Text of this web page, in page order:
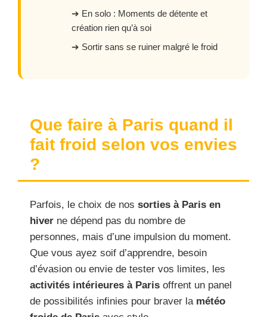
➔ En solo : Moments de détente et
création rien qu’à soi
➔ Sortir sans se ruiner malgré le froid
Que faire à Paris quand il
fait froid selon vos envies
?
Parfois, le choix de nos sorties à Paris en
hiver ne dépend pas du nombre de
personnes, mais d’une impulsion du moment.
Que vous ayez soif d’apprendre, besoin
d’évasion ou envie de tester vos limites, les
activités intérieures à Paris offrent un panel
de possibilités infinies pour braver la météo